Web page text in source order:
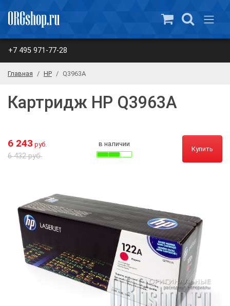
+7 495 971-77-28
Главная HP Q3963A
Картридж HP Q3963A
6 243 руб.
6 432 руб.
в наличии
Купить